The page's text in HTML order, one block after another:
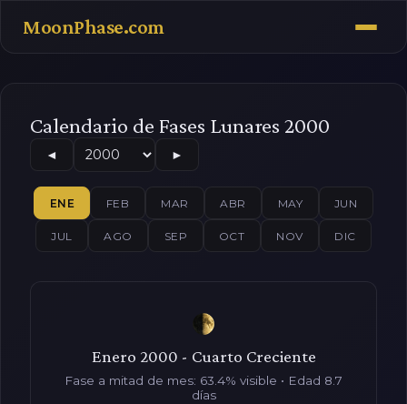
MoonPhase.com
Calendario de Fases Lunares 2000
◄ ►
ENE FEB MAR ABR MAY JUN
JUL AGO SEP OCT NOV DIC
Enero 2000 - Cuarto Creciente
Fase a mitad de mes: 63.4% visible • Edad 8.7
días